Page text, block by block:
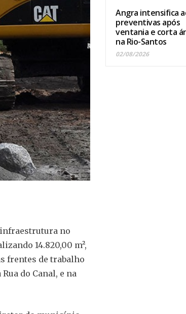
infraestrutura no
14.820,00 m²,
frentes de trabalho
do Canal, e na
Angra intensifica
preventivas após
ventania e corta
na Rio-Santos
02/08/2026